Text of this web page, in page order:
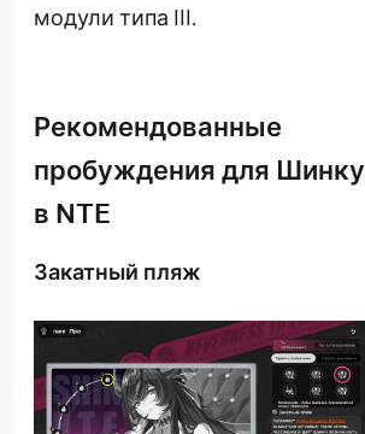
модули типа III.
Рекомендованные
пробуждения для Шинку
в NTE
Закатный пляж